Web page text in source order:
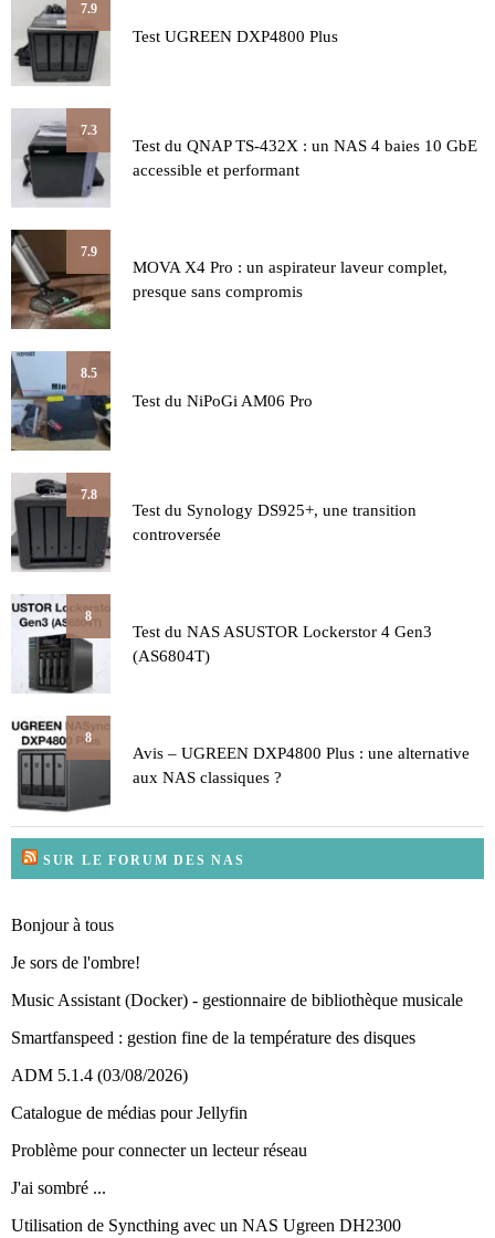
7.9
Test UGREEN DXP4800 Plus
7.3
Test du QNAP TS-432X : un NAS 4 baies 10 GbE
accessible et performant
7.9
MOVA X4 Pro : un aspirateur laveur complet,
presque sans compromis
8.5
Test du NiPoGi AM06 Pro
7.8
Test du Synology DS925+, une transition
controversée
8
Test du NAS ASUSTOR Lockerstor 4 Gen3
(AS6804T)
8
Avis – UGREEN DXP4800 Plus : une alternative
aux NAS classiques ?
SUR LE FORUM DES NAS
Bonjour à tous
Je sors de l'ombre!
Music Assistant (Docker) - gestionnaire de bibliothèque musicale
Smartfanspeed : gestion fine de la température des disques
ADM 5.1.4 (03/08/2026)
Catalogue de médias pour Jellyfin
Problème pour connecter un lecteur réseau
J'ai sombré ...
Utilisation de Syncthing avec un NAS Ugreen DH2300